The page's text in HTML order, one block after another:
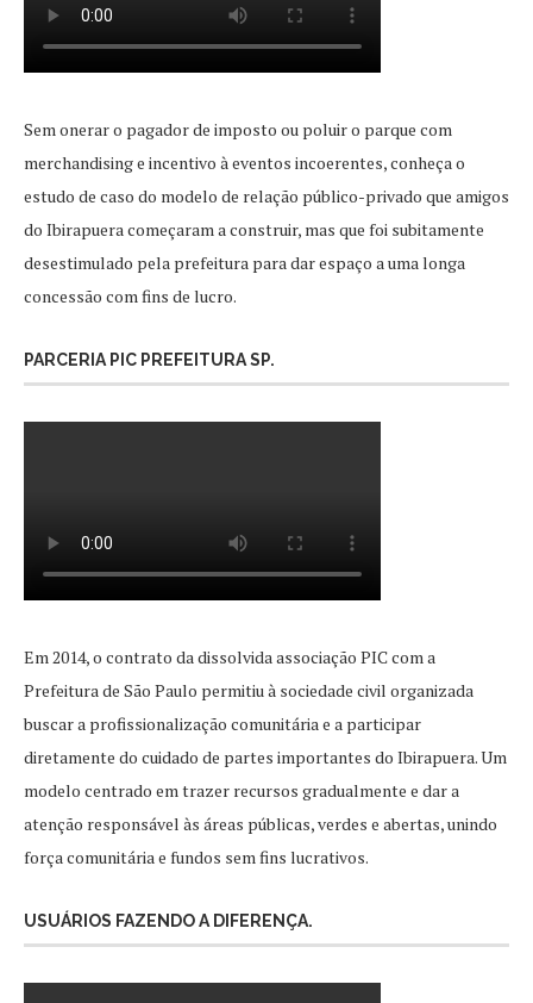
Sem onerar o pagador de imposto ou poluir o parque com
merchandising e incentivo à eventos incoerentes, conheça o
estudo de caso do modelo de relação público-privado que amigos
do Ibirapuera começaram a construir, mas que foi subitamente
desestimulado pela prefeitura para dar espaço a uma longa
concessão com fins de lucro.
PARCERIA PIC PREFEITURA SP.
Em 2014, o contrato da dissolvida associação PIC com a
Prefeitura de São Paulo permitiu à sociedade civil organizada
buscar a profissionalização comunitária e a participar
diretamente do cuidado de partes importantes do Ibirapuera. Um
modelo centrado em trazer recursos gradualmente e dar a
atenção responsável às áreas públicas, verdes e abertas, unindo
força comunitária e fundos sem fins lucrativos.
USUÁRIOS FAZENDO A DIFERENÇA.